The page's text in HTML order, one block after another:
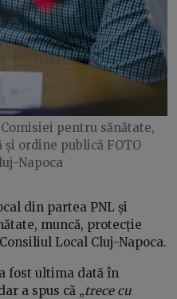
pentru sănătate,
ordine publică FOTO
Napoca
din partea PNL și
muncă, protecție
Local Cluj-Napoca.
fost ultima dată în
a spus că „trece cu